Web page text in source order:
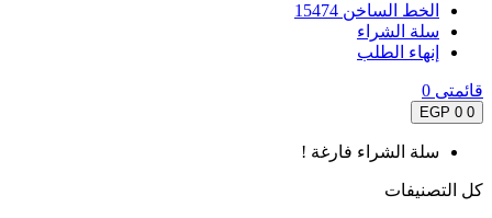
الخط الساخن 15474
سلة الشراء
إنهاء الطلب
قائمتى 0
0
0 EGP
سلة الشراء فارغة !
كل التصنيفات